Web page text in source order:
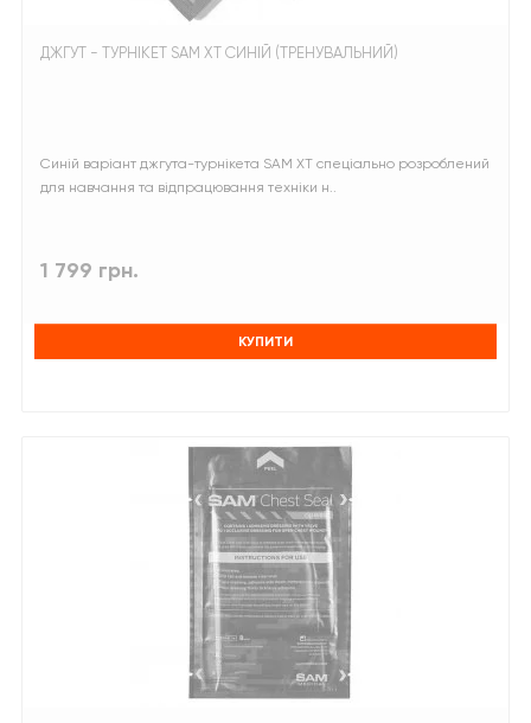
ДЖГУТ - ТУРНІКЕТ SAM XT СИНІЙ (ТРЕНУВАЛЬНИЙ)
Синій варіант джгута-турнікета SAM XT спеціально розроблений
для навчання та відпрацювання техніки н..
1 799 грн.
КУПИТИ